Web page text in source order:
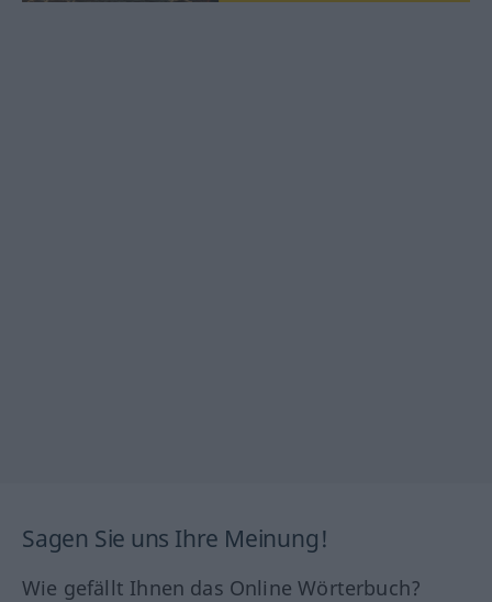
Sagen Sie uns Ihre Meinung!
Wie gefällt Ihnen das Online Wörterbuch?